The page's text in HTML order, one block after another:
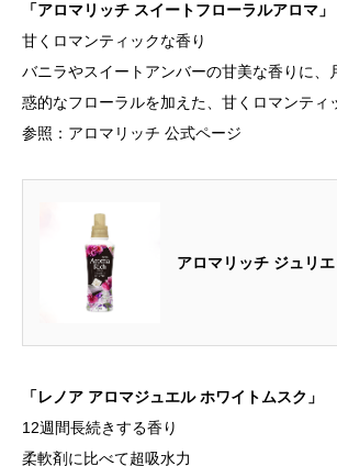
「アロマリッチ スイートフローラルアロマ」
甘くロマンティックな香り
バニラやスイートアンバーの甘美な香りに、
惑的なフローラルを加えた、甘くロマンティ
参照：アロマリッチ 公式ページ
アロマリッチ ジュリエ
「レノア アロマジュエル ホワイトムスク」
12週間長続きする香り
柔軟剤に比べて超吸水力